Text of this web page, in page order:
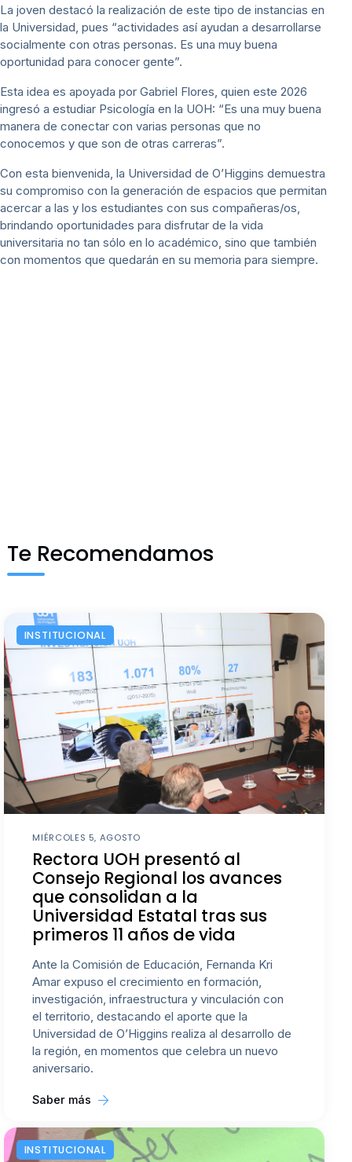
La joven destacó la realización de este tipo de instancias en
la Universidad, pues “actividades así ayudan a desarrollarse
socialmente con otras personas. Es una muy buena
oportunidad para conocer gente”.
Esta idea es apoyada por Gabriel Flores, quien este 2026
ingresó a estudiar Psicología en la UOH: “Es una muy buena
manera de conectar con varias personas que no
conocemos y que son de otras carreras”.
Con esta bienvenida, la Universidad de O’Higgins demuestra
su compromiso con la generación de espacios que permitan
acercar a las y los estudiantes con sus compañeras/os,
brindando oportunidades para disfrutar de la vida
universitaria no tan sólo en lo académico, sino que también
con momentos que quedarán en su memoria para siempre.
Te Recomendamos
INSTITUCIONAL
MIÉRCOLES 5, AGOSTO
Rectora UOH presentó al
Consejo Regional los avances
que consolidan a la
Universidad Estatal tras sus
primeros 11 años de vida
Ante la Comisión de Educación, Fernanda Kri
Amar expuso el crecimiento en formación,
investigación, infraestructura y vinculación con
el territorio, destacando el aporte que la
Universidad de O’Higgins realiza al desarrollo de
la región, en momentos que celebra un nuevo
aniversario.
Saber más
INSTITUCIONAL